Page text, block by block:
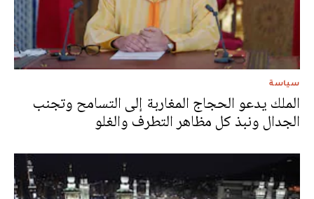
سياسة
الملك يدعو الحجاج المغاربة إلى التسامح وتجنب
الجدال ونبذ كل مظاهر التطرف والغلو